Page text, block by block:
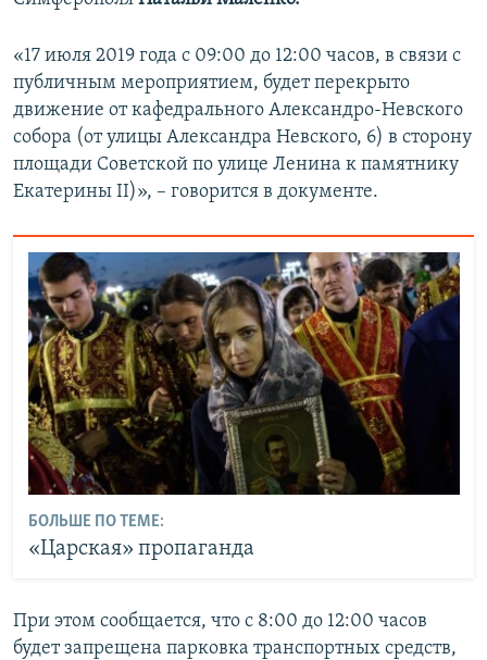
«17 июля 2019 года с 09:00 до 12:00 часов, в связи с
публичным мероприятием, будет перекрыто
движение от кафедрального Александро-Невского
собора (от улицы Александра Невского, 6) в сторону
площади Советской по улице Ленина к памятнику
Екатерины II)», – говорится в документе.
БОЛЬШЕ ПО ТЕМЕ:
«Царская» пропаганда
При этом сообщается, что с 8:00 до 12:00 часов
будет запрещена парковка транспортных средств,